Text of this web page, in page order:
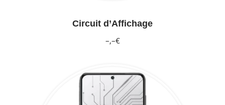
Circuit d’Affichage
–,–€